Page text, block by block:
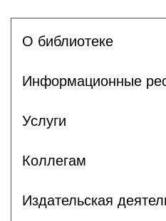
О библиотеке
Информационные
Услуги
Коллегам
Издательская